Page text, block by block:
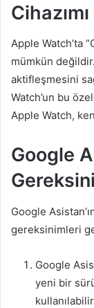
Apple Watch’ta
mümkün
aktifleşmesini
Watch’un bu
Apple Watch,
Google
Google
gereksinimleri
Google
yeni bir